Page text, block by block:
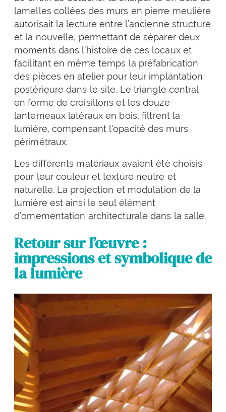
lamelles collées des murs en pierre meulière
autorisait la lecture entre l’ancienne structure
et la nouvelle, permettant de séparer deux
moments dans l’histoire de ces locaux et
facilitant en même temps la préfabrication
des pièces en atelier pour leur implantation
postérieure dans le site. Le triangle central
en forme de croisillons et les douze
lanterneaux latéraux en bois, filtrent la
lumière, compensant l’opacité des murs
périmétraux.
Les différents matériaux avaient été choisis
pour leur couleur et texture neutre et
naturelle. La projection et modulation de la
lumière est ainsi le seul élément
d’ornementation architecturale dans la salle.
Retour sur l’œuvre :
impressions et symbolique de
la lumière